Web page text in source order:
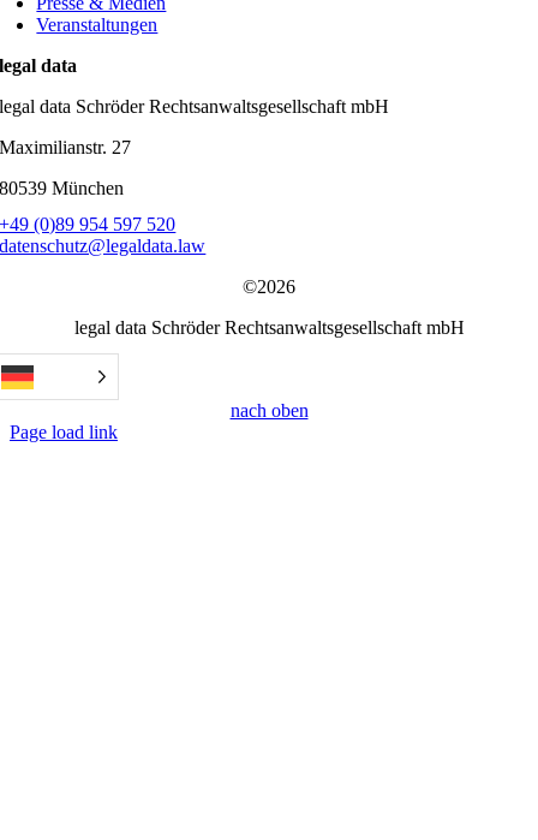
Veranstaltungen
legal data
legal data Schröder Rechtsanwaltsgesellschaft mbH
Maximilianstr. 27
80539 München
+49 (0)89 954 597 520
datenschutz@legaldata.law
©2026
legal data Schröder Rechtsanwaltsgesellschaft mbH
nach oben
Page load link